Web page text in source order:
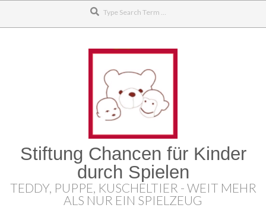
Stiftung Chancen für Kinder
durch Spielen
TEDDY, PUPPE, KUSCHELTIER - WEIT MEHR
ALS NUR EIN SPIELZEUG